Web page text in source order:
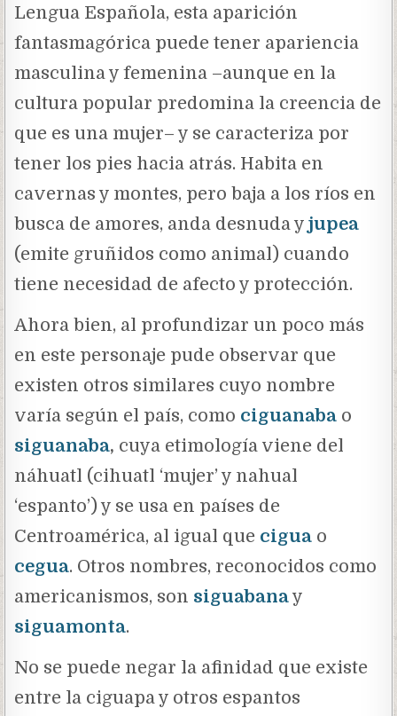
Lengua Española, esta aparición
fantasmagórica puede tener apariencia
masculina y femenina –aunque en la
cultura popular predomina la creencia de
que es una mujer– y se caracteriza por
tener los pies hacia atrás. Habita en
cavernas y montes, pero baja a los ríos en
busca de amores, anda desnuda yjupea
(emite gruñidos como animal) cuando
tiene necesidad de afecto y protección.
Ahora bien, al profundizar un poco más
en este personaje pude observar que
existen otros similares cuyo nombre
varía según el país, como ciguanaba o
siguanaba, cuya etimología viene del
náhuatl (cihuatl ‘mujer’ y nahual
‘espanto’) y se usa en países de
Centroamérica, al igual que cigua o
cegua. Otros nombres, reconocidos como
americanismos, son siguabanay
siguamonta.
No se puede negar la afinidad que existe
entre la ciguapa y otros espantos